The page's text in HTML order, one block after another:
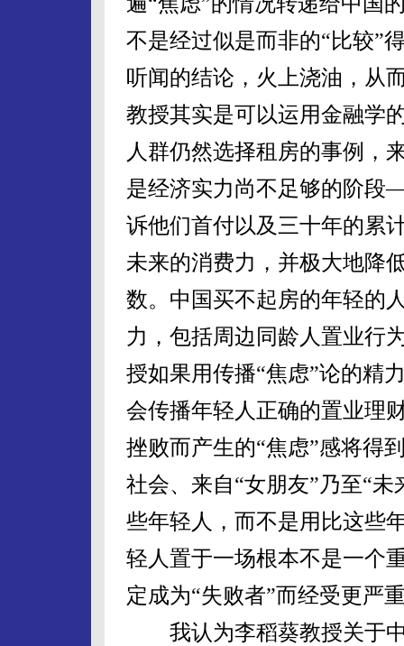
不是经过似是而非的“比较”
听闻的结论，火上浇油，从
教授其实是可以运用金融学
人群仍然选择租房的事例
是经济实力尚不足够的阶
诉他们首付以及三十年的累
未来的消费力，并极大地降
数。中国买不起房的年轻的
力，包括周边同龄人置业行
授如果用传播“焦虑”论的精
会传播年轻人正确的置业理
挫败而产生的“焦虑”感将得
社会、来自“女朋友”乃至“
些年轻人，而不是用比这些
轻人置于一场根本不是一个
定成为“失败者”而经受更严
我认为李稻葵教授关于中